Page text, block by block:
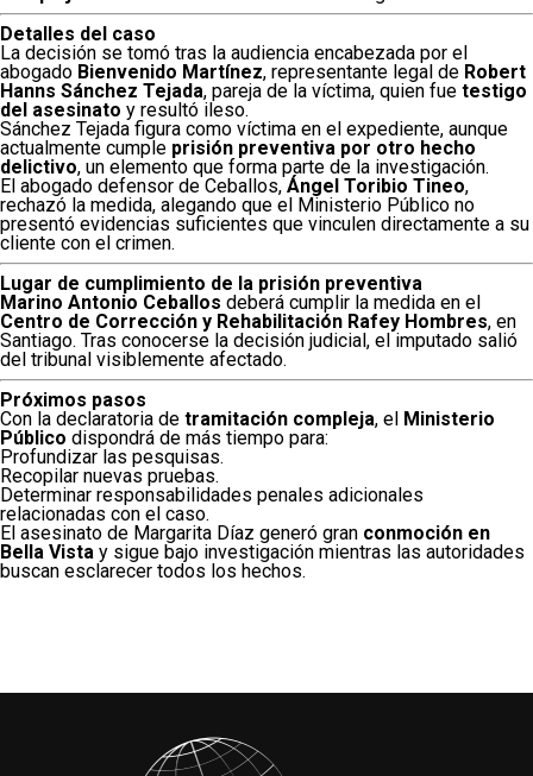
Detalles del caso
La decisión se tomó tras la audiencia encabezada por el
abogado Bienvenido Martínez, representante legal de Robert
Hanns Sánchez Tejada, pareja de la víctima, quien fue testigo
del asesinato y resultó ileso.
Sánchez Tejada figura como víctima en el expediente, aunque
actualmente cumple prisión preventiva por otro hecho
delictivo, un elemento que forma parte de la investigación.
El abogado defensor de Ceballos, Ángel Toribio Tineo,
rechazó la medida, alegando que el Ministerio Público no
presentó evidencias suficientes que vinculen directamente a su
cliente con el crimen.
Lugar de cumplimiento de la prisión preventiva
Marino Antonio Ceballos deberá cumplir la medida en el
Centro de Corrección y Rehabilitación Rafey Hombres, en
Santiago. Tras conocerse la decisión judicial, el imputado salió
del tribunal visiblemente afectado.
Próximos pasos
Con la declaratoria de tramitación compleja, el Ministerio
Público dispondrá de más tiempo para:
Profundizar las pesquisas.
Recopilar nuevas pruebas.
Determinar responsabilidades penales adicionales
relacionadas con el caso.
El asesinato de Margarita Díaz generó gran conmoción en
Bella Vista y sigue bajo investigación mientras las autoridades
buscan esclarecer todos los hechos.